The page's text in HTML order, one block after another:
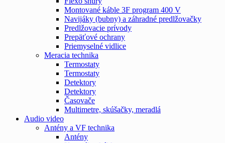
Montované káble 3F program 400 V
Navijáky (bubny) a záhradné predlžovačky
Predlžovacie prívody
Prepäťové ochrany
Priemyselné vidlice
Meracia technika
Termostaty
Termostaty
Detektory
Detektory
Časovače
Multimetre, skúšačky, meradlá
Audio video
Antény a VF technika
Antény